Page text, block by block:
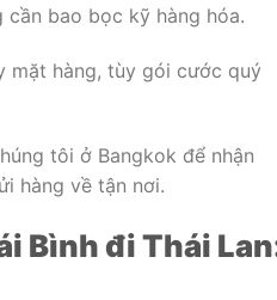
cần bao bọc kỹ hàng hóa.
mặt hàng, tùy gói cước quý
tôi ở Bangkok để nhận
hàng về tận nơi.
Bình đi Thái